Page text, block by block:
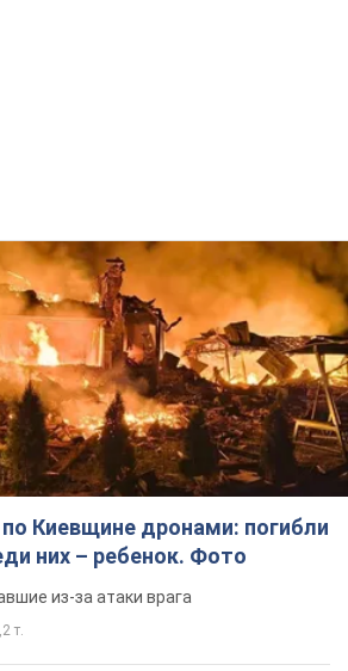
Киевщине дронами: погибли
них – ребенок. Фото
из-за атаки врага
т.